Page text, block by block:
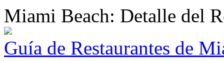
Miami Beach: Detalle del
Guía de Restaurantes de